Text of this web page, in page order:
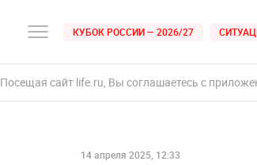
КУБОК РОССИИ — 2026/27
Посещая сайт life.ru, Вы соглашаетесь с
14 апреля 2025, 12:33